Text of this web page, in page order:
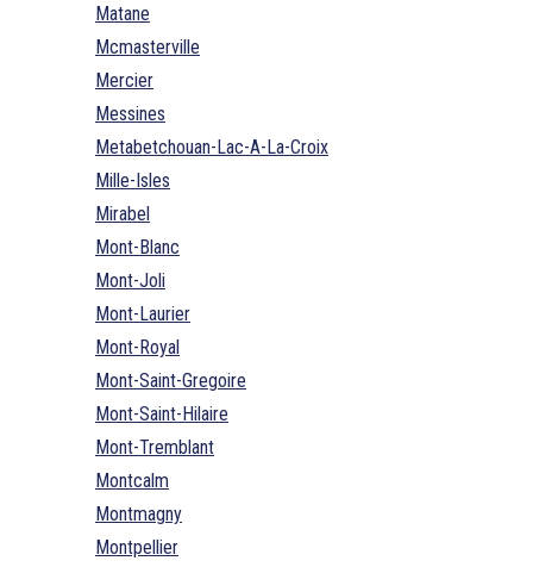
Matane
Mcmasterville
Mercier
Messines
Metabetchouan-Lac-A-La-Croix
Mille-Isles
Mirabel
Mont-Blanc
Mont-Joli
Mont-Laurier
Mont-Royal
Mont-Saint-Gregoire
Mont-Saint-Hilaire
Mont-Tremblant
Montcalm
Montmagny
Montpellier